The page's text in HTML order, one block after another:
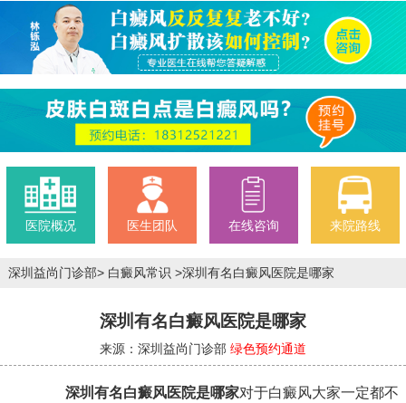
医院概况 医生团队 在线咨询 来院路线
深圳益尚门诊部>白癜风常识 >深圳有名白癜风医院是哪家
深圳有名白癜风医院是哪家
来源：深圳益尚门诊部 绿色预约通道
深圳有名白癜风医院是哪家对于白癜风大家一定都不